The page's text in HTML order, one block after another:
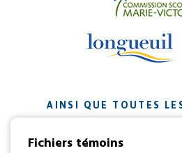
AINSI QUE TOUTES
ORGANISMES ET
CONTRIBUÉ À
Fichiers témoins